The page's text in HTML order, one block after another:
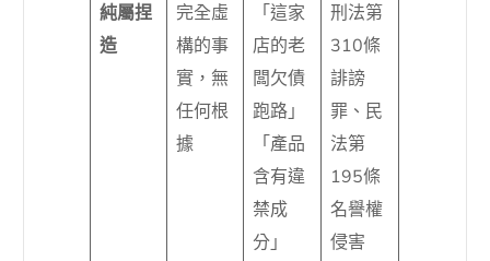
純屬捏
造
完全虛
構的事
實，無
任何根
據
「這家
店的老
闆欠債
跑路」
「產品
含有違
禁成
分」
刑法第
310條
誹謗
罪、民
法第
195條
名譽權
侵害